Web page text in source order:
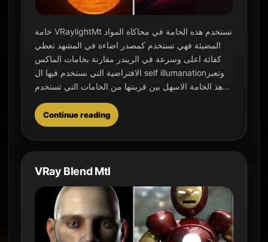
خامة VRaylightMt تستخدم هذه الخامة في محاكاة المواد
المضيئة فهي تستخدم كمصدر اضاءة في المشهد تعطي
كفائة اعلى وسرعة في الريندر مقارنة بخامات الماكس
الافتراضية التي نستخدم فيها ال self illumanationوتعبر
هذ الخامة الاسهل بين قرينتها من الخامات التي تستخدم...
Continue reading
VRay Blend Mtl